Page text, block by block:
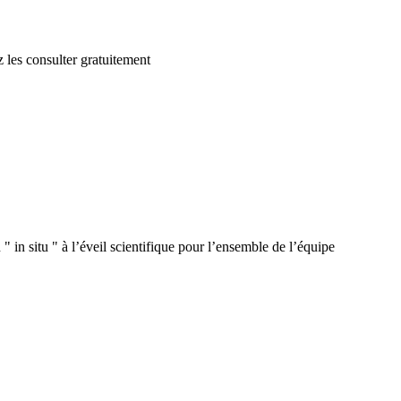
consulter gratuitement
in situ " à l’éveil scientifique pour l’ensemble de l’équipe